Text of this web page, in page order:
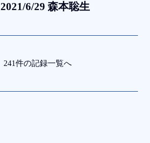
2021/6/29 森本聡生
241件の記録一覧へ